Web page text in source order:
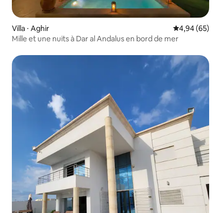
Villa ⋅ Aghir Évaluation
4,94 (65)
Mille et une nuits à Dar al Andalus en bord de mer